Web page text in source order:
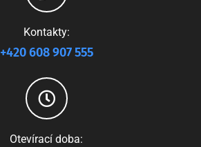
Kontakty:
+420 608 907 555
Otevírací doba: